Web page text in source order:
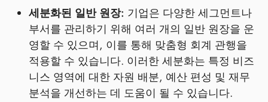
세분화된 일반 원장: 기업은 다양한 세그먼트나
부서를 관리하기 위해 여러 개의 일반 원장을 운
영할 수 있으며, 이를 통해 맞춤형 회계 관행을
적용할 수 있습니다. 이러한 세분화는 특정 비즈
니스 영역에 대한 자원 배분, 예산 편성 및 재무
분석을 개선하는 데 도움이 될 수 있습니다.